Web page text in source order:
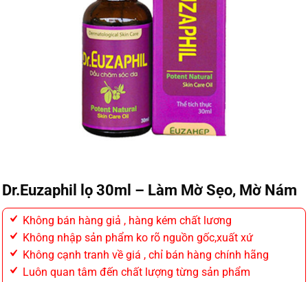
Dr.Euzaphil lọ 30ml – Làm Mờ Sẹo, Mờ Nám
Không bán hàng giả , hàng kém chất lương
Không nhập sản phẩm ko rõ nguồn gốc,xuất xứ
Không cạnh tranh về giá , chỉ bán hàng chính hãng
Luôn quan tâm đến chất lượng từng sản phẩm